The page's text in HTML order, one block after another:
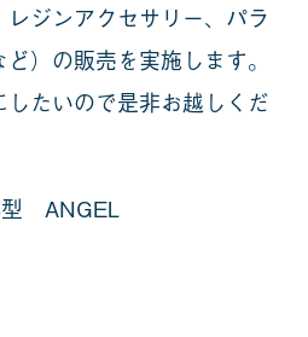
レジンアクセサリー、パラ
）の販売を実施します。
たいので是非お越しくだ
型 ANGEL